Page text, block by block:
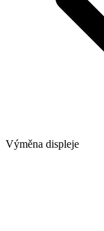
Výměna displeje